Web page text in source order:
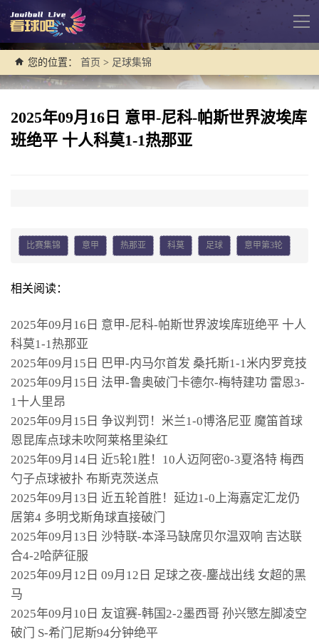
导
您的位置： 首页 > 足球集锦
2025年09月16日 意甲-尼科-帕斯世界波埃库
班绝平 十人科莫1-1热那亚
比赛集锦 意甲 热那亚 科莫 足球 意甲第3轮
相关阅读：
2025年09月16日 意甲-尼科-帕斯世界波埃库班绝平 十人
科莫1-1热那亚
2025年09月15日 巴甲-内马尔首发 桑托斯1-1米内罗竞技
2025年09月15日 法甲-鲁奥破门卡德尔-梅特建功 雷恩3-
1十人里昂
2025年09月15日 争议判罚！米兰1-0博洛尼亚 魔笛首球
恩昆库点球未吹阿莱格里染红
2025年09月14日 近5轮1胜！10人迈阿密0-3夏洛特 梅西
勺子点球被扑 布斯克茨送点
2025年09月13日 近五轮首胜！延边1-0上海嘉定汇龙仍
居第4 多明戈斯角球直接破门
2025年09月13日 沙特联-本泽马缺席贝尔温双响 吉达联
合4-2哈萨征服
2025年09月12日 09月12日 足球之夜-鏖战出线 女超的黑
马
2025年09月10日 友谊赛-韩国2-2墨西哥 孙兴慜左脚凌空
破门 S-希门尼斯94分钟绝平